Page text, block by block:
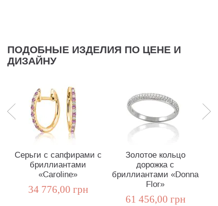
ПОДОБНЫЕ ИЗДЕЛИЯ ПО ЦЕНЕ И
ДИЗАЙНУ
Серьги с сапфирами с
бриллиантами
«Caroline»
34 776,00 грн
Золотое кольцо
дорожка с
бриллиантами «Donna
Flor»
61 456,00 грн